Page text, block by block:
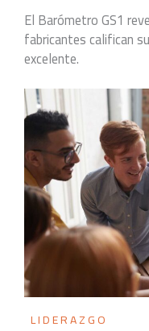
El Barómetro GS1
fabricantes califican
excelente.
LIDERAZGO